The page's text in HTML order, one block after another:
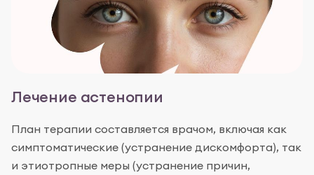
Лечение астенопии
План терапии составляется врачом, включая как
симптоматические (устранение дискомфорта), так
и этиотропные меры (устранение причин,